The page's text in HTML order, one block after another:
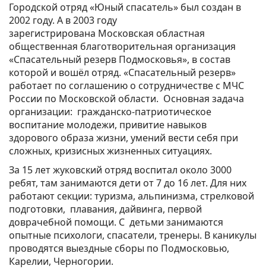
Городской отряд «Юный спасатель» был создан в
2002 году. А в 2003 году
зарегистрирована Московская областная
общественная благотворительная организация
«Спасательный резерв Подмосковья», в состав
которой и вошёл отряд. «Спасательный резерв»
работает по соглашению о сотрудничестве с МЧС
России по Московской области. Основная задача
организации: гражданско-патриотическое
воспитание молодежи, привитие навыков
здорового образа жизни, умений вести себя при
сложных, кризисных жизненных ситуациях.
За 15 лет жуковский отряд воспитал около 3000
ребят, там занимаются дети от 7 до 16 лет. Для них
работают секции: туризма, альпинизма, стрелковой
подготовки, плавания, дайвинга, первой
доврачебной помощи. С детьми занимаются
опытные психологи, спасатели, тренеры. В каникулы
проводятся выездные сборы по Подмосковью,
Карелии, Черногории.